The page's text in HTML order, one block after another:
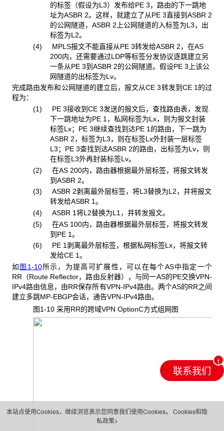
的标签（假设为L3）发布给PE 3，路由的下一跳地
址为ASBR 2。这样，就建立了从PE 3直接到ASBR 2
的公网隧道，ASBR 2上公网隧道的入标签为L3，出
标签为L2。
(4) MPLS报文不能直接从PE 3转发给ASBR 2，在AS
200内，还需要通过LDP等标签分发协议逐跳建立另
一条从PE 3到ASBR 2的公网隧道。假设PE 3上该公
网隧道的出标签为Lv。
完成路由发布和公网隧道的建立后，报文从CE 3转发到CE 1的过
程为：
(1) PE 3接收到CE 3发送的报文后，查找路由表，发现
下一跳地址为PE 1，私网标签为Lx，则为报文封装
标签Lx；PE 3继续查找到达PE 1的路由，下一跳为
ASBR 2，标签为L3，则在标签Lx外封装一层标签
L3；PE 3查找到达ASBR 2的路由，出标签为Lv，则
在标签L3外再封装标签Lv。
(2) 在AS 200内，路由器根据最外层标签，将报文转发
到ASBR 2。
(3) ASBR 2剥离最外层标签，将L3替换为L2，并将报文
转发给ASBR 1。
(4) ASBR 1将L2替换为L1，并转发报文。
(5) 在AS 100内，路由器根据最外层标签，将报文转发
到PE 1。
(6) PE 1剥离最外层标签，根据私网标签Lx，将报文转
发给CE 1。
如 图1-10所示，为提高可扩展性，可以在每个AS中指定一个
RR（Route Reflector，路由反射器），与同一AS的PE交换VPN-
IPv4路由信息，由RR保存所有VPN-IPv4路由。两个AS的RR之间
建立多跳MP-EBGP会话，通告VPN-IPv4路由。
图1-10 采用RR的跨域VPN OptionC方式组网图
联系我们
本站点使用Cookies，继续浏览表示您同意我们使用Cookies。 Cookies和隐
私政策>